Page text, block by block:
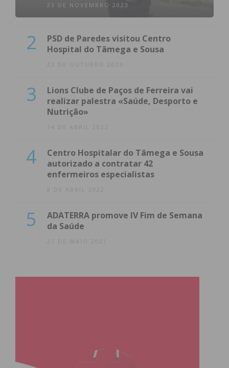
23 DE NOVEMBRO 2023
2
PSD de Paredes visitou Centro
Hospital do Tâmega e Sousa
23 DE OUTUBRO 2023
3
Lions Clube de Paços de Ferreira vai
realizar palestra «Saúde, Desporto e
Nutrição»
14 DE ABRIL 2022
4
Centro Hospitalar do Tâmega e Sousa
autorizado a contratar 42
enfermeiros especialistas
8 DE ABRIL 2022
5
ADATERRA promove IV Fim de Semana
da Saúde
21 DE MAIO 2021